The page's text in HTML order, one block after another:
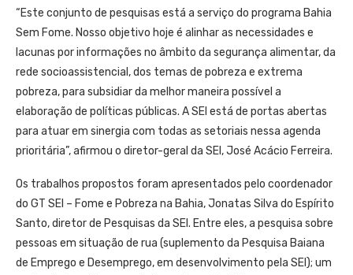
“Este conjunto de pesquisas está a serviço do programa Bahia
Sem Fome. Nosso objetivo hoje é alinhar as necessidades e
lacunas por informações no âmbito da segurança alimentar, da
rede socioassistencial, dos temas de pobreza e extrema
pobreza, para subsidiar da melhor maneira possível a
elaboração de políticas públicas. A SEI está de portas abertas
para atuar em sinergia com todas as setoriais nessa agenda
prioritária”, afirmou o diretor-geral da SEI, José Acácio Ferreira.
Os trabalhos propostos foram apresentados pelo coordenador
do GT SEI – Fome e Pobreza na Bahia, Jonatas Silva do Espírito
Santo, diretor de Pesquisas da SEI. Entre eles, a pesquisa sobre
pessoas em situação de rua (suplemento da Pesquisa Baiana
de Emprego e Desemprego, em desenvolvimento pela SEI); um